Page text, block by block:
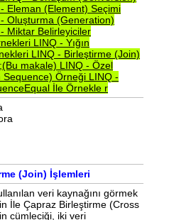
- Eleman (Element) Seçimi
- Oluşturma (Generation)
- Miktar Belirleyiciler
LINQ - Yığın
LINQ - Birleştirme (Join)
makale) LINQ - Özel
Sequence) Örneği LINQ -
İle Örnekle r
(Join) İşlemleri
veri kaynağını görmek
İle Çapraz Birleştirme (Cross
cümleciği, iki veri